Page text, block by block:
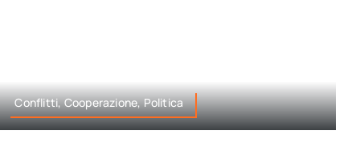
Conflitti, Cooperazione, Politica